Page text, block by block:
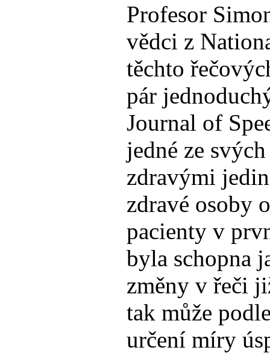
Profesor
vědci z
těchto
pár
Journal of
jedné ze
zdravými
zdravé osoby
pacienty v
byla schopna
změny v řeči
tak může
určení míry